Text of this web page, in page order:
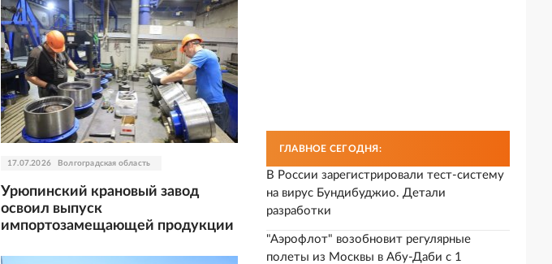
17.07.2026 Волгоградская область
Урюпинский крановый завод
освоил выпуск
импортозамещающей продукции
ГЛАВНОЕ СЕГОДНЯ:
В России зарегистрировали тест-систему
на вирус Бундибуджио. Детали
разработки
"Аэрофлот" возобновит регулярные
полеты из Москвы в Абу-Даби с 1